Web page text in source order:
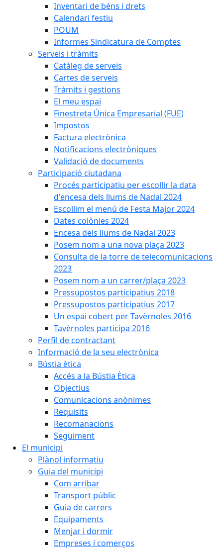
Inventari de béns i drets
Calendari festiu
POUM
Informes Sindicatura de Comptes
Serveis i tràmits
Catàleg de serveis
Cartes de serveis
Tràmits i gestions
El meu espai
Finestreta Única Empresarial (FUE)
Impostos
Factura electrònica
Notificacions electròniques
Validació de documents
Participació ciutadana
Procés participatiu per escollir la data
d'encesa dels llums de Nadal 2024
Escollim el menú de Festa Major 2024
Dates colònies 2024
Encesa dels llums de Nadal 2023
Posem nom a una nova plaça 2023
Consulta de la torre de telecomunicacions
2023
Posem nom a un carrer/plaça 2023
Pressupostos participatius 2018
Pressupostos participatius 2017
Un espai cobert per Tavèrnoles 2016
Tavèrnoles participa 2016
Perfil de contractant
Informació de la seu electrònica
Bústia ètica
Accés a la Bústia Ètica
Objectius
Comunicacions anònimes
Requisits
Recomanacions
Seguiment
El municipi
Plànol informatiu
Guia del municipi
Com arribar
Transport públic
Guia de carrers
Equipaments
Menjar i dormir
Empreses i comerços